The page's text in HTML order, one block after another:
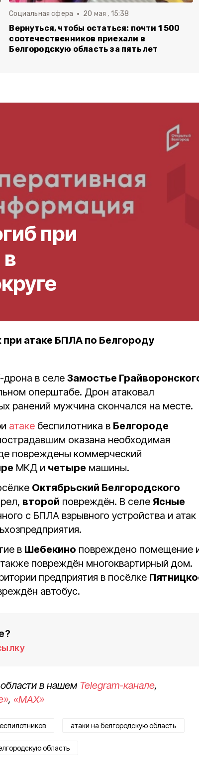
Социальная сфера 20 мая , 15:38
Вернуться, чтобы остаться: почти 1 500
соотечественников приехали в
Белгородскую область за пять лет
при
атаке БПЛА по Белгороду
дрона в селе Замостье
оперштабе. Дрон атаковал
ранений мужчина скончался на месте.
атаке беспилотника в Белгороде
оказана необходимая
повреждены коммерческий
МКД и четыре машины.
Октябрьский Белгородского
второй повреждён. В селе Ясные
с БПЛА взрывного устройства и атак
в Шебекино повреждено помещение
также повреждён многоквартирный дом.
предприятия в посёлке
автобус.
в нашем Telegram-канале,
, «MAX»
атаки на белгородскую область
область